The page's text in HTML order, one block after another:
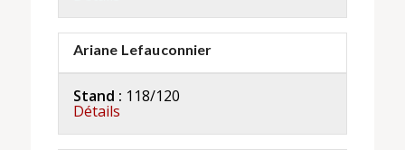
Ariane Lefauconnier
Stand : 118/120
Détails